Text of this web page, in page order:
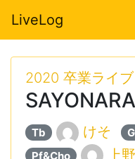
LiveLog
2020 卒業ライブ
Tb けそ
Pf&Cho 上野